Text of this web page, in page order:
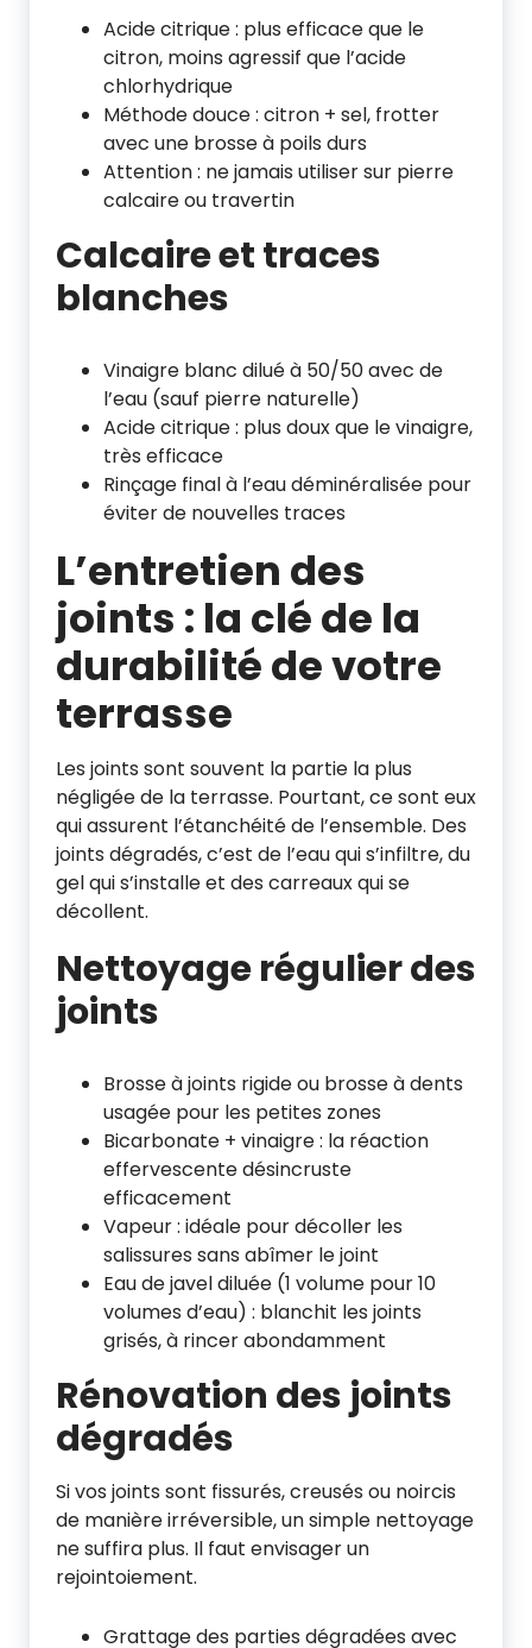
Acide citrique : plus efficace que le
citron, moins agressif que l’acide
chlorhydrique
Méthode douce : citron + sel, frotter
avec une brosse à poils durs
Attention : ne jamais utiliser sur pierre
calcaire ou travertin
Calcaire et traces
blanches
Vinaigre blanc dilué à 50/50 avec de
l’eau (sauf pierre naturelle)
Acide citrique : plus doux que le vinaigre,
très efficace
Rinçage final à l’eau déminéralisée pour
éviter de nouvelles traces
L’entretien des
joints : la clé de la
durabilité de votre
terrasse
Les joints sont souvent la partie la plus
négligée de la terrasse. Pourtant, ce sont eux
qui assurent l’étanchéité de l’ensemble. Des
joints dégradés, c’est de l’eau qui s’infiltre, du
gel qui s’installe et des carreaux qui se
décollent.
Nettoyage régulier des
joints
Brosse à joints rigide ou brosse à dents
usagée pour les petites zones
Bicarbonate + vinaigre : la réaction
effervescente désincruste
efficacement
Vapeur : idéale pour décoller les
salissures sans abîmer le joint
Eau de javel diluée (1 volume pour 10
volumes d’eau) : blanchit les joints
grisés, à rincer abondamment
Rénovation des joints
dégradés
Si vos joints sont fissurés, creusés ou noircis
de manière irréversible, un simple nettoyage
ne suffira plus. Il faut envisager un
rejointoiement.
Grattage des parties dégradées avec